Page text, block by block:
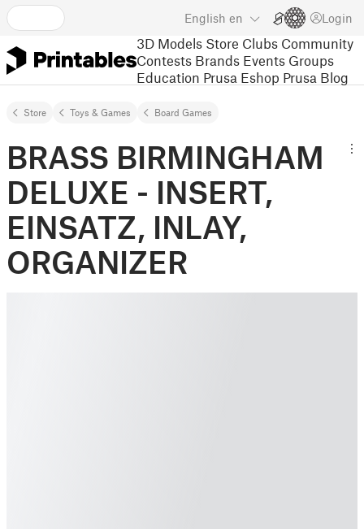
English en Login
3D Models Store Clubs Community
Contests Brands Events Groups
Education Prusa Eshop Prusa Blog
Store Toys & Games Board Games
BRASS BIRMINGHAM
DELUXE - INSERT,
EINSATZ, INLAY,
ORGANIZER